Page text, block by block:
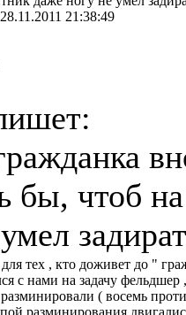
28.11.2011 21:38:49
бы, чтоб
тех , кто доживет до "
с нами на задачу
( восемь
разминирования